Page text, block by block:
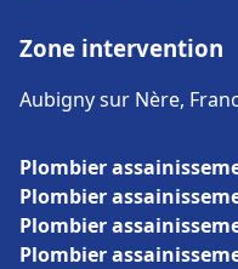
Zone intervention
Aubigny sur Nère,
Plombier
Plombier
Plombier
Plombier